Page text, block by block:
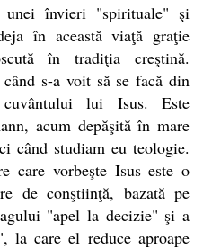
unei învieri "spirituale" şi
în această viaţă graţie
în tradiţia creştină.
s-a voit să se facă din
lui Isus. Este
acum depăşită în mare
când studiam eu teologie.
care vorbeşte Isus este o
de conştiinţă, bazată pe
"apel la decizie" şi a
la care el reduce aproape